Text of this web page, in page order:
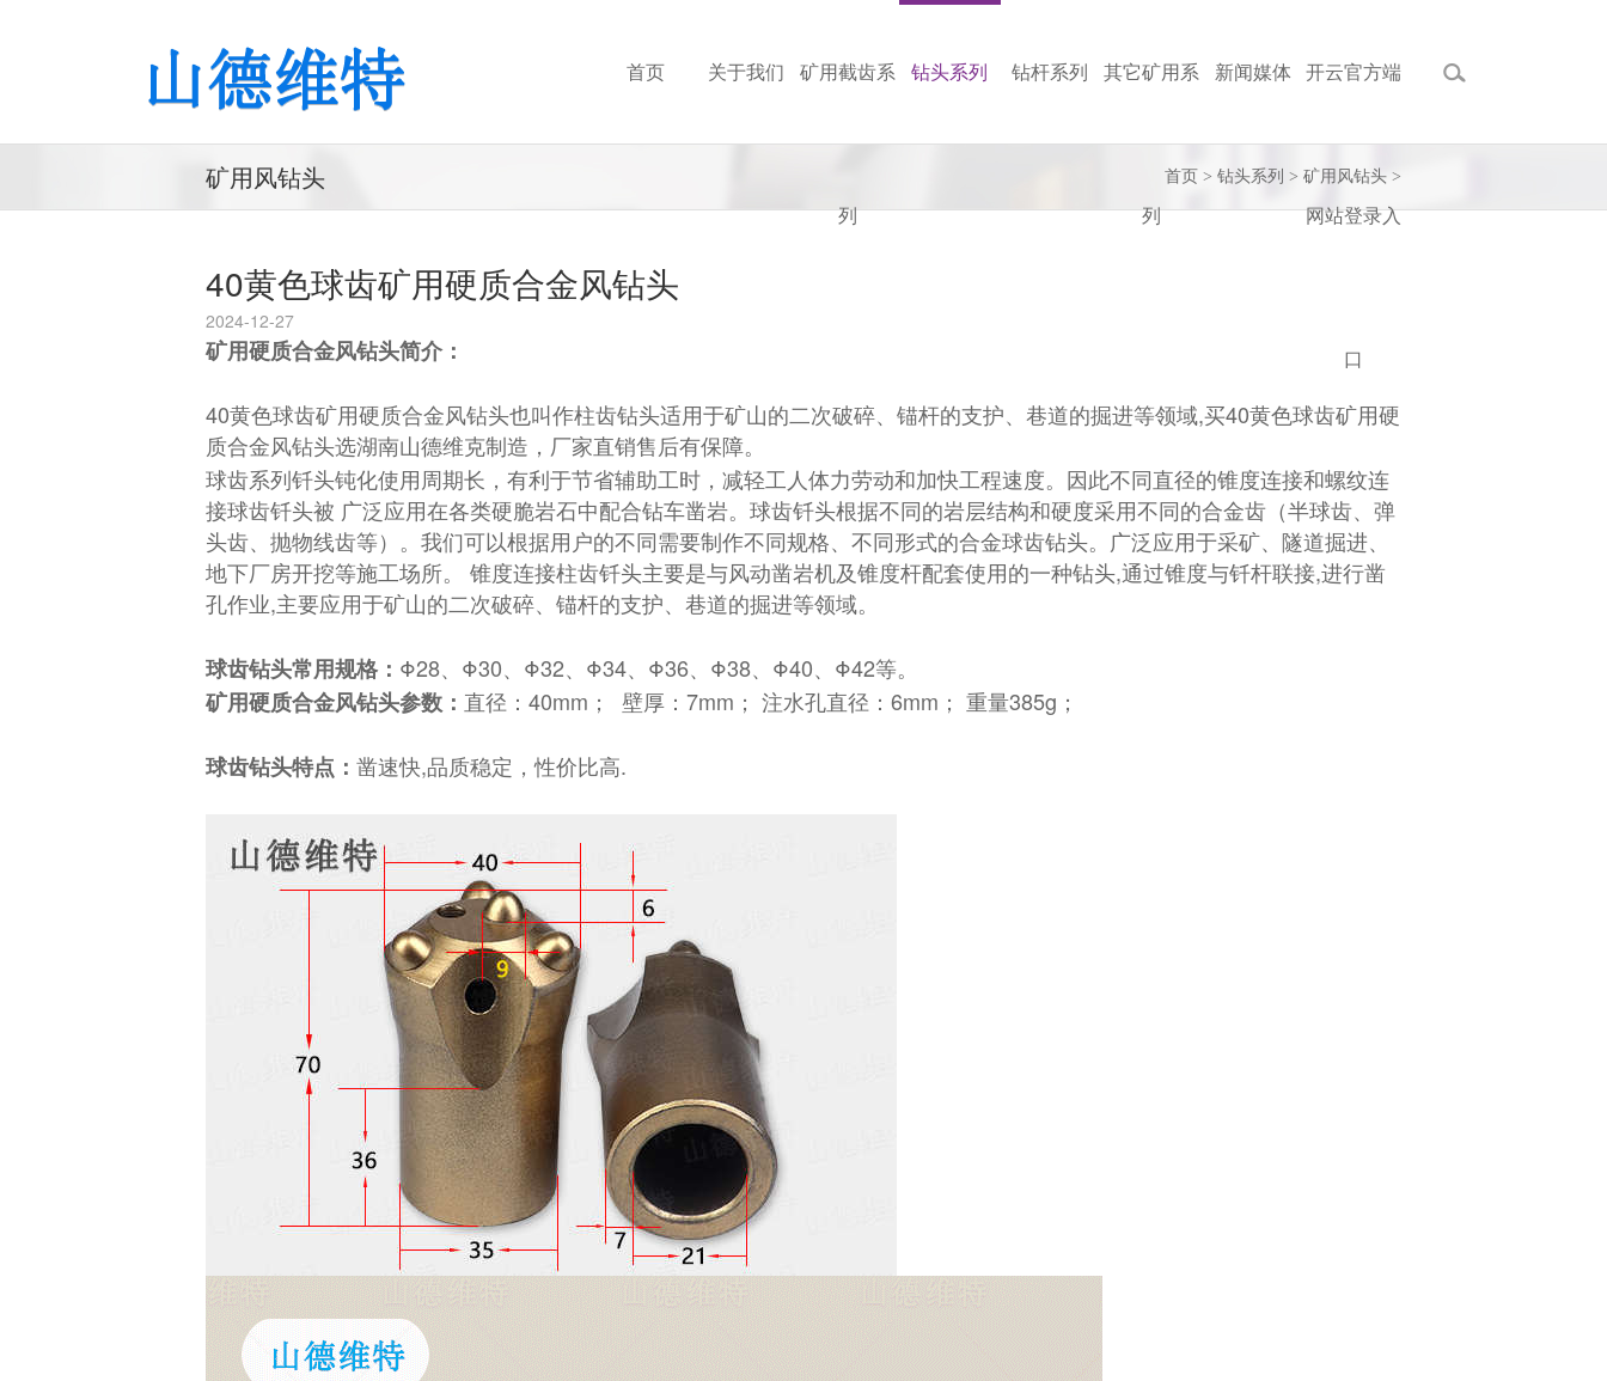
首页 关于我们 矿用截齿系
列
钻头系列 钻杆系列 其它矿用系
列
新闻媒体 开云官方端
网站登录入
口
矿用风钻头 首页 > 钻头系列 > 矿用风钻头 >
40黄色球齿矿用硬质合金风钻头
2024-12-27
矿用硬质合金风钻头简介：
40黄色球齿矿用硬质合金风钻头也叫作柱齿钻头适用于矿山的二次破碎、锚杆的支护、巷道的掘进等领域,买40黄色球齿矿用硬
质合金风钻头选湖南山德维克制造，厂家直销售后有保障。
球齿系列钎头钝化使用周期长，有利于节省辅助工时，减轻工人体力劳动和加快工程速度。因此不同直径的锥度连接和螺纹连
接球齿钎头被 广泛应用在各类硬脆岩石中配合钻车凿岩。球齿钎头根据不同的岩层结构和硬度采用不同的合金齿（半球齿、弹
头齿、抛物线齿等）。我们可以根据用户的不同需要制作不同规格、不同形式的合金球齿钻头。广泛应用于采矿、隧道掘进、
地下厂房开挖等施工场所。 锥度连接柱齿钎头主要是与风动凿岩机及锥度杆配套使用的一种钻头,通过锥度与钎杆联接,进行凿
孔作业,主要应用于矿山的二次破碎、锚杆的支护、巷道的掘进等领域。
球齿钻头常用规格： Φ28、Φ30、Φ32、Φ34、Φ36、Φ38、Φ40、 Φ42等。
矿用硬质合金风钻头参数： 直径：40mm； 壁厚：7mm； 注水孔直径：6mm； 重量385g；
球齿钻头特点： 凿速快,品质稳定，性价比高.